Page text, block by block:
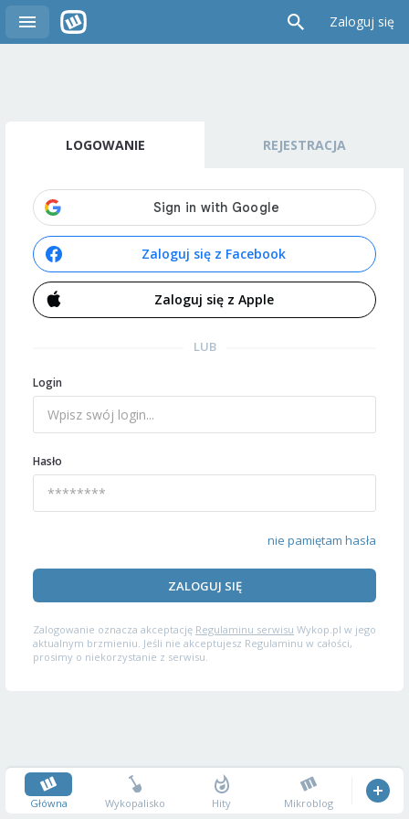
Zaloguj się
LOGOWANIE REJESTRACJA
Zaloguj się z Facebook
Zaloguj się z Apple
LUB
Login
Hasło
nie pamiętam hasła
ZALOGUJ SIĘ
Zalogowanie oznacza akceptację Regulaminu serwisu Wykop.pl w jego
aktualnym brzmieniu. Jeśli nie akceptujesz Regulaminu w całości,
prosimy o niekorzystanie z serwisu.
Główna Wykopalisko Hity Mikroblog